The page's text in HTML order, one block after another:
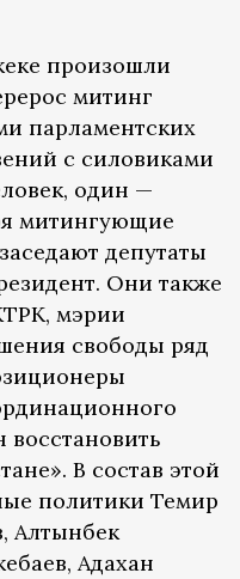
произошли
митинг
парламентских
с силовиками
один —
митингующие
депутаты
Они также
мэрии
свободы ряд
восстановить
В состав этой
политики Темир
Алтынбек
Адахан